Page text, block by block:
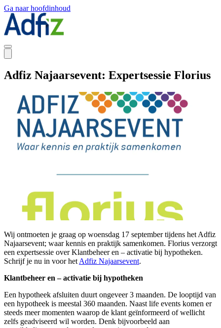
Ga naar hoofdinhoud
Adfiz Najaarsevent: Expertsessie Florius
Wij ontmoeten je graag op woensdag 17 september tijdens het Adfiz
Najaarsevent; waar kennis en praktijk samenkomen. Florius verzorgt
een expertsessie over Klantbeheer en – activatie bij hypotheken.
Schrijf je nu in voor het Adfiz Najaarsevent.
Klantbeheer en – activatie bij hypotheken
Een hypotheek afsluiten duurt ongeveer 3 maanden. De looptijd van
een hypotheek is meestal 360 maanden. Naast life events komen er
steeds meer momenten waarop de klant geïnformeerd of wellicht
zelfs geadviseerd wil worden. Denk bijvoorbeeld aan